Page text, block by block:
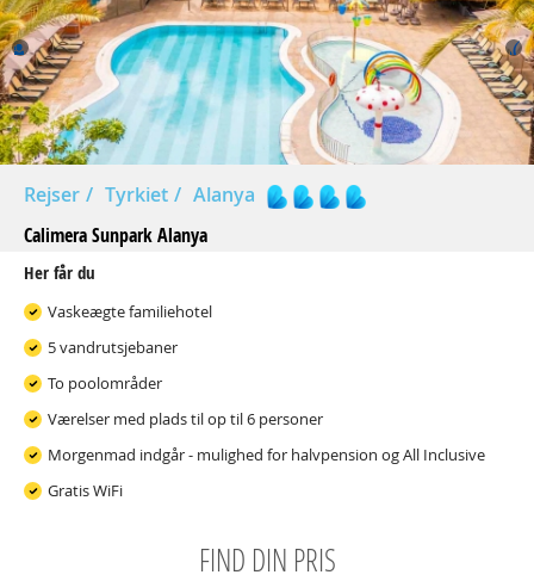
Prev
Rejser Tyrkiet
Alanya
Calimera Sunpark Alanya
Her får du
Vaskeægte familiehotel
5 vandrutsjebaner
To poolområder
Værelser med plads til op til 6 personer
Morgenmad indgår - mulighed for halvpension og All Inclusive
Gratis WiFi
FIND DIN PRIS